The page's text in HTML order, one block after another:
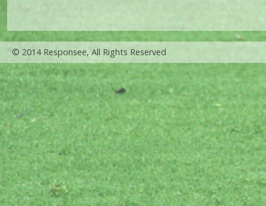
© 2014 Responsee, All Rights Reserved